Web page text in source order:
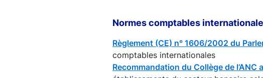
Normes comptables
Règlement (CE) n° 1606/2002 du
comptables internationales
Recommandation du Collège de l’ANC